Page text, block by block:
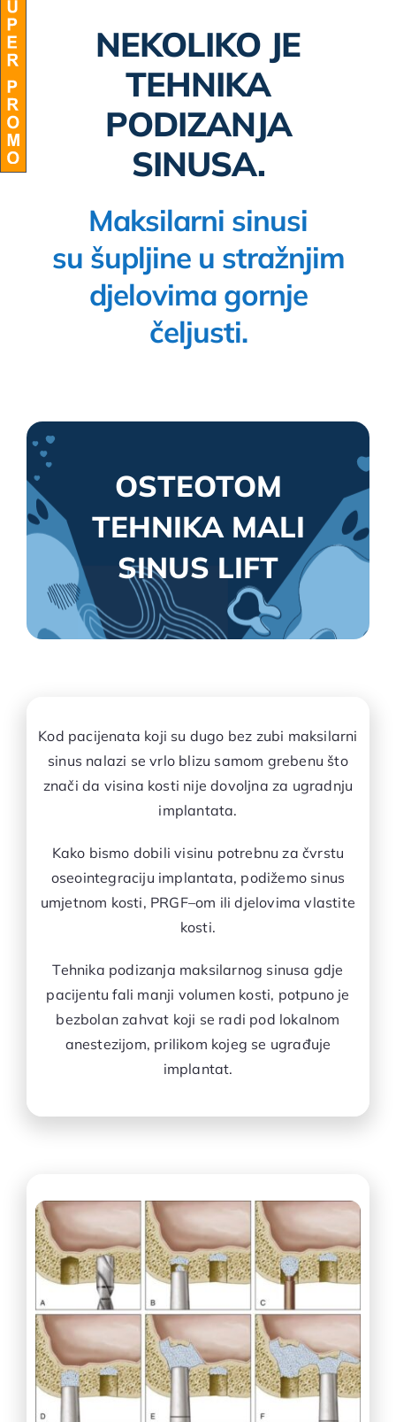
NEKOLIKO JE
TEHNIKA
PODIZANJA
SINUSA.
Maksilarni sinusi
su šupljine u stražnjim
djelovima gornje
čeljusti.
OSTEOTOM
TEHNIKA MALI
SINUS LIFT
Kod pacijenata koji su dugo bez zubi maksilarni
sinus nalazi se vrlo blizu samom grebenu što
znači da visina kosti nije dovoljna za ugradnju
implantata.
Kako bismo dobili visinu potrebnu za čvrstu
oseointegraciju implantata, podižemo sinus
umjetnom kosti, PRGF–om ili djelovima vlastite
kosti.
Tehnika podizanja maksilarnog sinusa gdje
pacijentu fali manji volumen kosti, potpuno je
bezbolan zahvat koji se radi pod lokalnom
anestezijom, prilikom kojeg se ugrađuje
implantat.